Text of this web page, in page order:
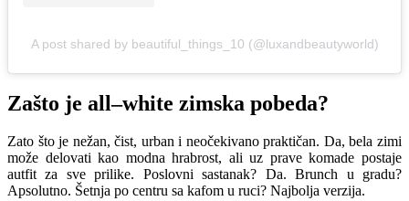
A post shared by beautiful_things_10 (@luxandbeautyworld)
Zašto je all–white zimska pobeda?
Zato što je nežan, čist, urban i neočekivano praktičan. Da, bela zimi
može delovati kao modna hrabrost, ali uz prave komade postaje
autfit za sve prilike. Poslovni sastanak? Da. Brunch u gradu?
Apsolutno. Šetnja po centru sa kafom u ruci? Najbolja verzija.